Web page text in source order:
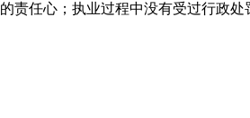
责任心；执业过程中没有受过行政处